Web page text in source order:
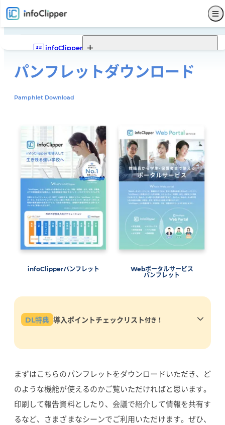
パンフレットダウンロード
Pamphlet Download
infoClipperパンフレット
Webポータルサービス
パンフレット
DL特典 導入ポイントチェックリスト付き！
まずはこちらのパンフレットをダウンロードいただき、ど
のような機能が使えるのかご覧いただければと思います。
印刷して報告資料としたり、会議で紹介して情報を共有す
るなど、さまざまなシーンでご利用いただけます。ぜひ、
infoClipper
infoClipperの機能一覧 infoClipperの強み
導入実績
Webポータル
Webポータルの機能一覧
機能一覧
募集 出席
サービス仕様
サポート セキュリティ システム構成 開発コンセプト
その他
システム比較 単位制について よくある質問
販売代理店
新着情報
お問い合わせ
パンフレットダウンロード